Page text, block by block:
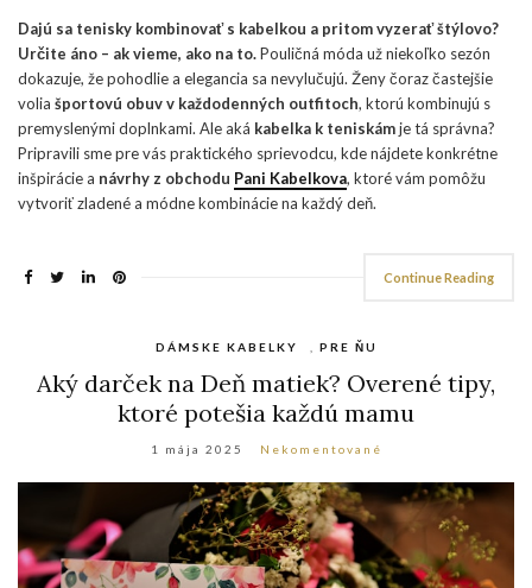
Dajú sa tenisky kombinovať s kabelkou a pritom vyzerať štýlovo?
Určite áno – ak vieme, ako na to.Pouličná móda už niekoľko sezón
dokazuje, že pohodlie a elegancia sa nevylučujú. Ženy čoraz častejšie
volia športovú obuv v každodenných outfitoch, ktorú kombinujú s
premyslenými doplnkami. Ale aká kabelka k teniskámje tá správna?
Pripravili sme pre vás praktického sprievodcu, kde nájdete konkrétne
inšpirácie a návrhy z obchodu Pani Kabelkova, ktoré vám pomôžu
vytvoriť zladené a módne kombinácie na každý deň.
Continue Reading
DÁMSKE KABELKY PRE ŇU
Aký darček na Deň matiek? Overené tipy,
ktoré potešia každú mamu
1 mája 2025 Nekomentované